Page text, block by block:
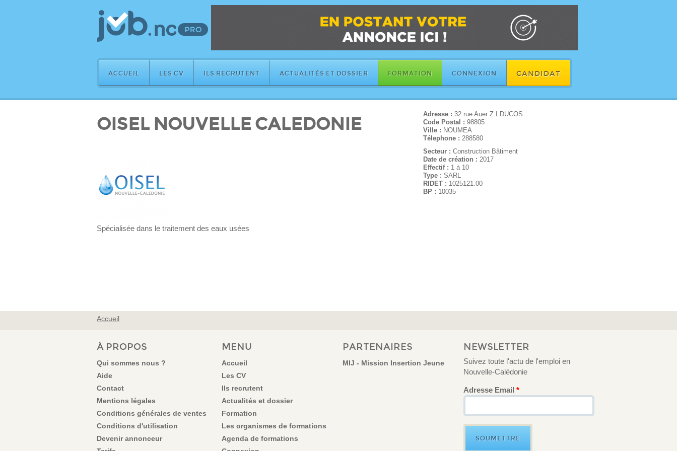
ACCUEIL LES CV ILS RECRUTENT ACTUALITÉS ET DOSSIER FORMATION CONNEXION CANDIDAT
OISEL NOUVELLE CALEDONIE
Spécialisée dans le traitement des eaux usées
Adresse : 32 rue Auer Z.I DUCOS
Code Postal : 98805
Ville : NOUMEA
Télephone : 288580
Secteur : Construction Bâtiment
Date de création : 2017
Effectif : 1 à 10
Type : SARL
RIDET : 1025121.00
BP : 10035
VOUS ÊTES ICI
Accueil
À PROPOS
Qui sommes nous ?
Aide
Contact
Mentions légales
Conditions générales de ventes
Conditions d'utilisation
Devenir annonceur
MENU
Accueil
Les CV
Ils recrutent
Actualités et dossier
Formation
Les organismes de formations
Agenda de formations
PARTENAIRES
MIJ - Mission Insertion Jeune
NEWSLETTER
Suivez toute l'actu de l'emploi en
Nouvelle-Calédonie
Adresse Email *